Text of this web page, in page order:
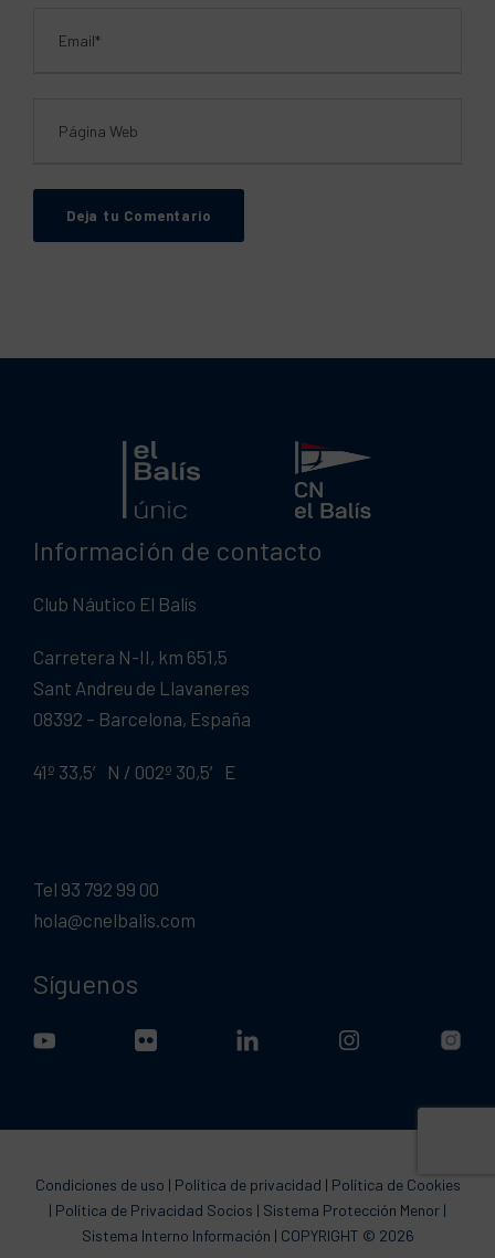
Información de contacto
Club Náutico El Balís
Carretera N-II, km 651,5
Sant Andreu de Llavaneres
08392 – Barcelona, España
41º 33,5′ N / 002º 30,5′ E
Tel 93 792 99 00
hola@cnelbalis.com
Síguenos
Condiciones de uso | Política de privacidad | Política de Cookies
| Política de Privacidad Socios | Sistema Protección Menor |
Sistema Interno Información | COPYRIGHT © 2026